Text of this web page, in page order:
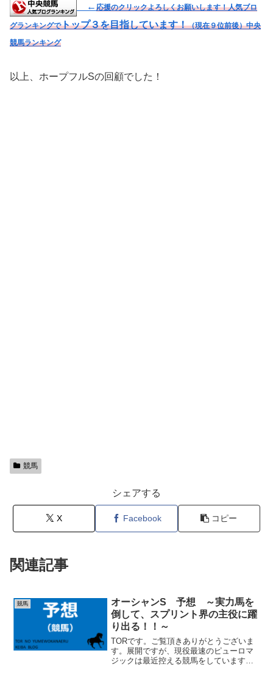
← 応援のクリックよろしくお願いします！人気ブロ
グランキングでトップ３を目指しています！（現在９位前後）中央
競馬ランキング
以上、ホープフルSの回顧でした！
競馬
シェアする
X Facebook コピー
関連記事
競馬
オーシャンS 予想 ～実力馬を
倒して、スプリント界の主役に躍
り出る！！～
TORです。ご覧頂きありがとうございま
す。展開ですが、現役最速のピューロマ
ジックは最近控える競馬をしていますの